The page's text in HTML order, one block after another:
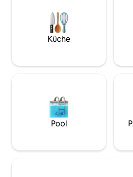
angesagtesten und begehrtesten
Viertel im Zentrum von London, mit
zahlreichen erstklassigen
und Bars in der Nachbarschaft
entfernt, was London zu bieten hat.
Wohnzimmer mit Gaskamin und
LED-TV und Küche begrüßt dich,
du die Wohnung betrittst. Schöne
Gebäude in diesem historischen
Küche
Pool